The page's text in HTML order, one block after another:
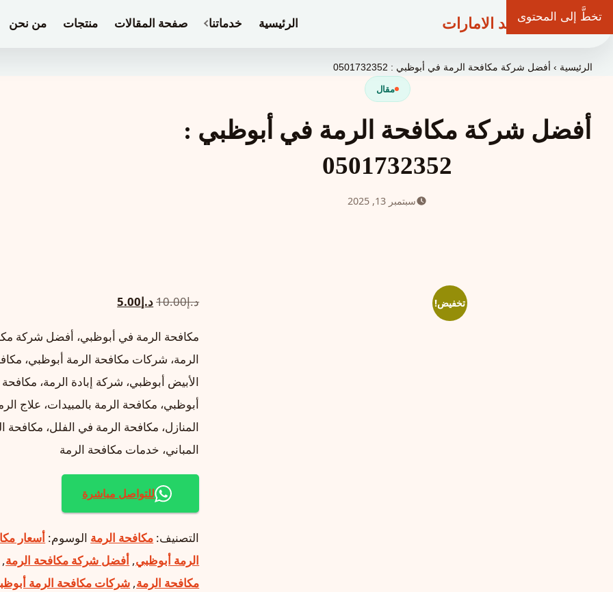
تخطَّ إلى المحتوى
شركة وعد الامارات الرئيسية خدماتنا صفحة المقالات منتجات من نحن
الرئيسية › أفضل شركة مكافحة الرمة في أبوظبي : 0501732352
مقال
أفضل شركة مكافحة الرمة في أبوظبي :
0501732352
سبتمبر 13, 2025
تخفيض! د.إ10.00السعر
هو:
د.إ10.00.
د.إ5.00السعر
هو:
د.إ5.00.
مكافحة الرمة في أبوظبي، أفضل شركة
الرمة، شركات مكافحة الرمة أبوظبي،
الأبيض أبوظبي، شركة إبادة الرمة،
أبوظبي، مكافحة الرمة بالمبيدات، علاج
المنازل، مكافحة الرمة في الفلل، مكافحة
المباني، خدمات مكافحة الرمة
للتواصل مباشرة
التصنيف: مكافحة الرمة الوسوم: أسعار
الرمة أبوظبي, أفضل شركة مكافحة الرمة,
مكافحة الرمة, شركات مكافحة الرمة